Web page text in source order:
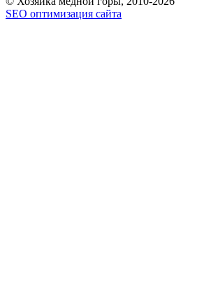
SEO оптимизация сайта